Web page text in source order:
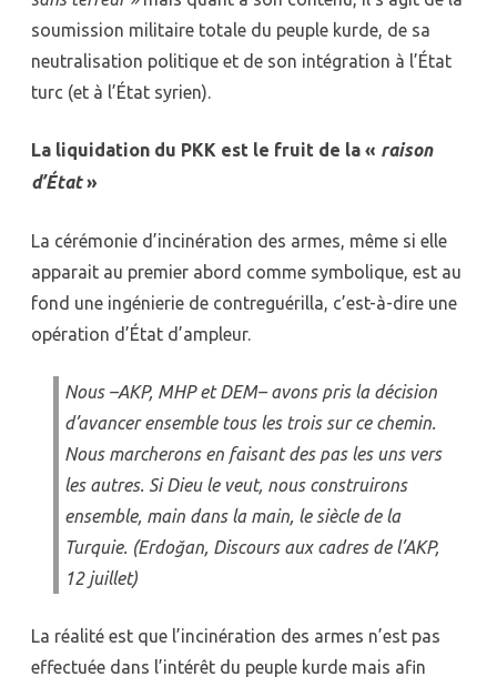
soumission militaire totale du peuple kurde, de sa
neutralisation politique et de son intégration à l’État
turc (et à l’État syrien).
La liquidation du PKK est le fruit de la « raison
d’État»
La cérémonie d’incinération des armes, même si elle
apparait au premier abord comme symbolique, est au
fond une ingénierie de contreguérilla, c’est-à-dire une
opération d’État d’ampleur.
Nous –AKP, MHP et DEM– avons pris la décision
d’avancer ensemble tous les trois sur ce chemin.
Nous marcherons en faisant des pas les uns vers
les autres. Si Dieu le veut, nous construirons
ensemble, main dans la main, le siècle de la
Turquie. (Erdoğan, Discours aux cadres de l’AKP,
12 juillet)
La réalité est que l’incinération des armes n’est pas
effectuée dans l’intérêt du peuple kurde mais afin